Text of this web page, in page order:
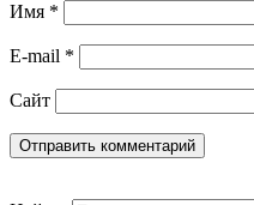
Имя *
E-mail *
Сайт